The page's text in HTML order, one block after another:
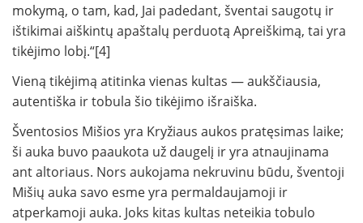
mokymą, o tam, kad, Jai padedant, šventai saugotų ir
ištikimai aiškintų apaštalų perduotą Apreiškimą, tai yra
tikėjimo lobį.“[4]
Vieną tikėjimą atitinka vienas kultas — aukščiausia,
autentiška ir tobula šio tikėjimo išraiška.
Šventosios Mišios yra Kryžiaus aukos pratęsimas laike;
ši auka buvo paaukota už daugelį ir yra atnaujinama
ant altoriaus. Nors aukojama nekruvinu būdu, šventoji
Mišių auka savo esme yra permaldaujamoji ir
atperkamoji auka. Joks kitas kultas neteikia tobulo